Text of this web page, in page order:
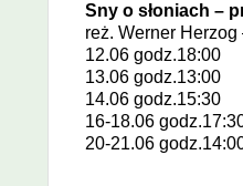
Sny o słoniach –
reż. Werner Herzog
12.06 godz.18:00
13.06 godz.13:00
14.06 godz.15:30
16-18.06
20-21.06